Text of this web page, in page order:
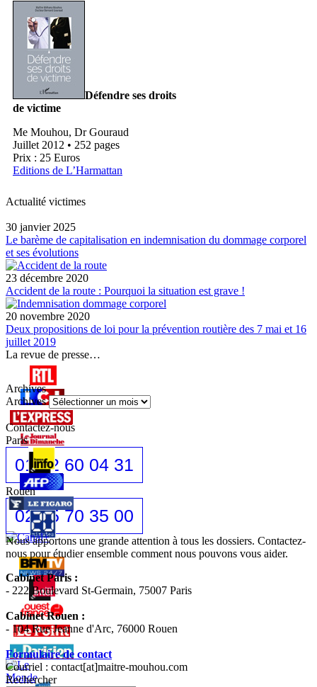
Défendre ses droits
de victime
Me Mouhou, Dr Gouraud
Juillet 2012 • 252 pages
Prix : 25 Euros
Editions de L’Harmattan
Actualité victimes
30 janvier 2025
Le barème de capitalisation en indemnisation du dommage corporel
et ses évolutions
23 décembre 2020
Accident de la route : Pourquoi la situation est grave !
20 novembre 2020
Deux propositions de loi pour la prévention routière des 7 mai et 16
juillet 2019
La revue de presse…
Archives
Archives
Contactez-nous
Paris
01 42 60 04 31
Rouen
02 35 70 35 00
Nous apportons une grande attention à tous les dossiers. Contactez-
nous pour étudier ensemble comment nous pouvons vous aider.
Cabinet Paris :
- 222 Boulevard St-Germain, 75007 Paris
Cabinet Rouen :
- 104 Rue Jeanne d'Arc, 76000 Rouen
Formulaire de contact
Courriel : contact[at]maitre-mouhou.com
Rechercher